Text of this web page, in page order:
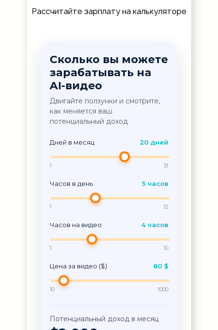
Сколько вы можете
зарабатывать на
AI-видео
Двигайте ползунки и смотрите,
как меняется ваш
потенциальный доход
Дней в месяц 20 дней
1 31
Часов в день 5 часов
1 12
Часов на видео 4 часов
1 10
Цена за видео ($) 80 $
10 1000
Потенциальный доход в месяц
Рассчитайте зарплату на калькуляторе